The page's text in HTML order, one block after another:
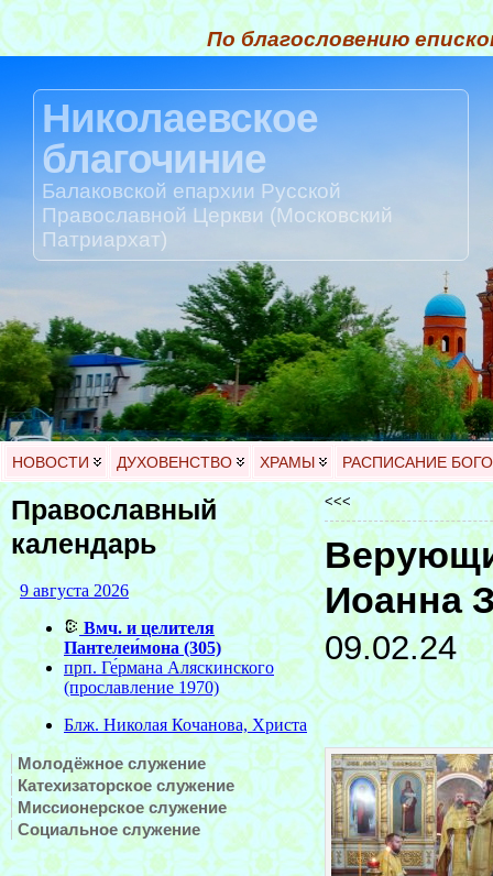
По благословению
Николаевское
благочиние
Балаковской епархии Русской
Православной Церкви (Московский
Патриархат)
НОВОСТИ ДУХОВЕНСТВО ХРАМЫ РАСПИСАНИЕ
Православный
календарь
Молодёжное служение
Катехизаторское служение
Миссионерское служение
Социальное служение
<<<
Иоанна
09.02.24